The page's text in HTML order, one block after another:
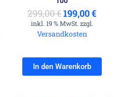
299,00€199,00€
inkl. 19 % MwSt. zzgl.
Versandkosten
In den Warenkorb